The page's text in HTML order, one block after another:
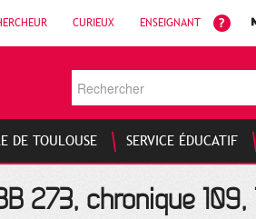
CURIEUX ENSEIGNANT
DE TOULOUSE SERVICE ÉDUCATIF
273, chronique 109,